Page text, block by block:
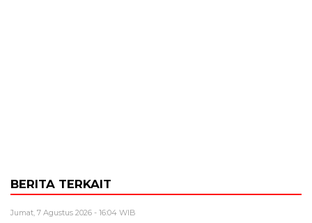
BERITA TERKAIT
Jumat, 7 Agustus 2026 - 16:04 WIB